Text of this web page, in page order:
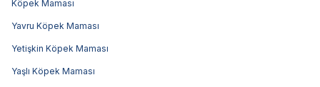
Köpek Maması
Yavru Köpek Maması
Yetişkin Köpek Maması
Yaşlı Köpek Maması